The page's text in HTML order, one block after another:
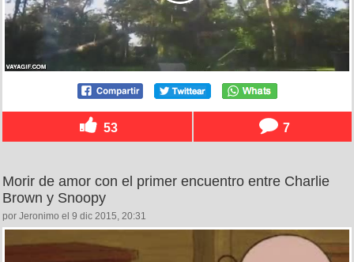
53 7
Morir de amor con el primer encuentro entre Charlie
Brown y Snoopy
por Jeronimo el 9 dic 2015, 20:31